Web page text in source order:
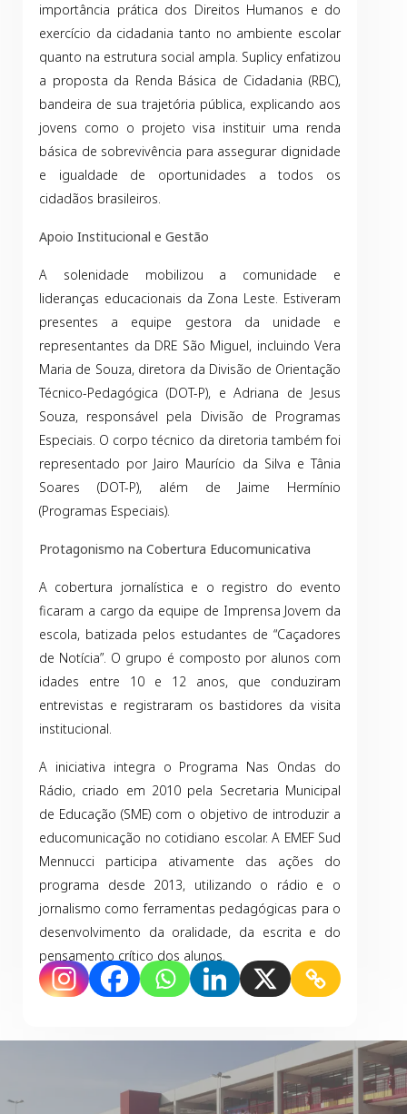
importância prática dos Direitos Humanos e do
exercício da cidadania tanto no ambiente escolar
quanto na estrutura social ampla. Suplicy enfatizou
a proposta da Renda Básica de Cidadania (RBC),
bandeira de sua trajetória pública, explicando aos
jovens como o projeto visa instituir uma renda
básica de sobrevivência para assegurar dignidade
e igualdade de oportunidades a todos os
cidadãos brasileiros.
Apoio Institucional e Gestão
A solenidade mobilizou a comunidade e
lideranças educacionais da Zona Leste. Estiveram
presentes a equipe gestora da unidade e
representantes da DRE São Miguel, incluindo Vera
Maria de Souza, diretora da Divisão de Orientação
Técnico-Pedagógica (DOT-P), e Adriana de Jesus
Souza, responsável pela Divisão de Programas
Especiais. O corpo técnico da diretoria também foi
representado por Jairo Maurício da Silva e Tânia
Soares (DOT-P), além de Jaime Hermínio
(Programas Especiais).
Protagonismo na Cobertura Educomunicativa
A cobertura jornalística e o registro do evento
ficaram a cargo da equipe de Imprensa Jovem da
escola, batizada pelos estudantes de “Caçadores
de Notícia”. O grupo é composto por alunos com
idades entre 10 e 12 anos, que conduziram
entrevistas e registraram os bastidores da visita
institucional.
A iniciativa integra o Programa Nas Ondas do
Rádio, criado em 2010 pela Secretaria Municipal
de Educação (SME) com o objetivo de introduzir a
educomunicação no cotidiano escolar. A EMEF Sud
Mennucci participa ativamente das ações do
programa desde 2013, utilizando o rádio e o
jornalismo como ferramentas pedagógicas para o
desenvolvimento da oralidade, da escrita e do
pensamento crítico dos alunos.